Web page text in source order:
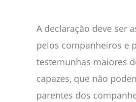
A declaração deve ser
pelos companheiros e
testemunhas maiores
capazes, que não
parentes dos